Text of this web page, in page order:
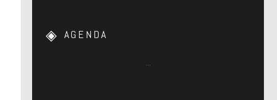
AGENDA